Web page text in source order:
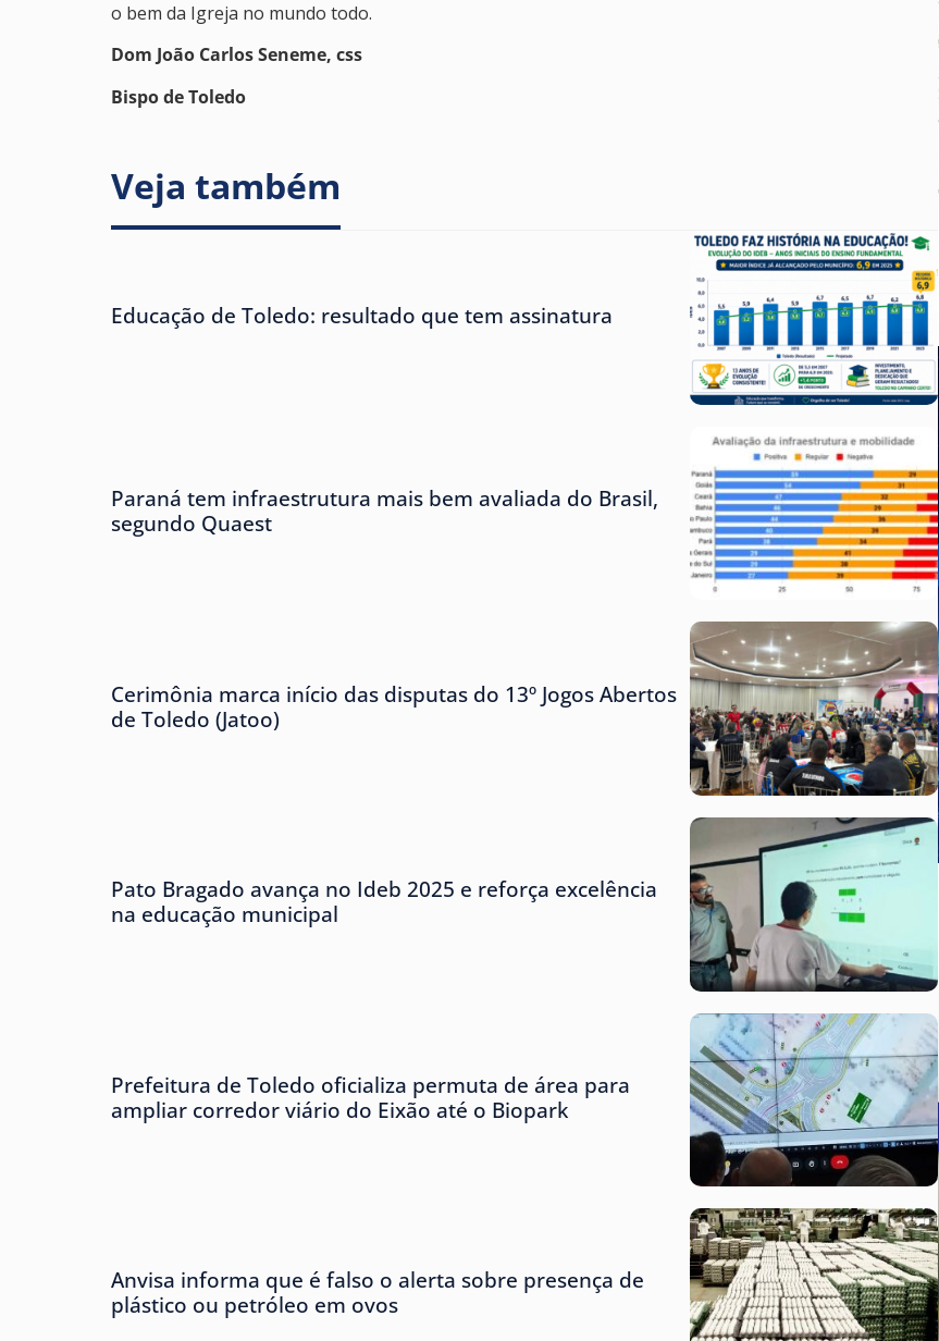
o bem da Igreja no mundo todo.
Dom João Carlos Seneme, css
Bispo de Toledo
Veja também
Educação de Toledo: resultado que tem assinatura
Paraná tem infraestrutura mais bem avaliada do Brasil,
segundo Quaest
Cerimônia marca início das disputas do 13º Jogos Abertos
de Toledo (Jatoo)
Pato Bragado avança no Ideb 2025 e reforça excelência
na educação municipal
Prefeitura de Toledo oficializa permuta de área para
ampliar corredor viário do Eixão até o Biopark
Anvisa informa que é falso o alerta sobre presença de
plástico ou petróleo em ovos